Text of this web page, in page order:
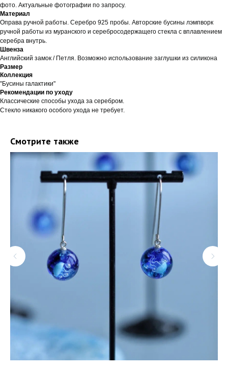
фото. Актуальные фотографии по запросу.
Материал
Оправа ручной работы. Серебро 925 пробы. Авторские бусины лэмпворк
ручной работы из муранского и серебросодержащего стекла с вплавлением
серебра внутрь.
Швенза
Английский замок / Петля. Возможно использование заглушки из силикона
Размер
Коллекция
"Бусины галактики"
Рекомендации по уходу
Классические способы ухода за серебром.
Стекло никакого особого ухода не требует.
Смотрите также